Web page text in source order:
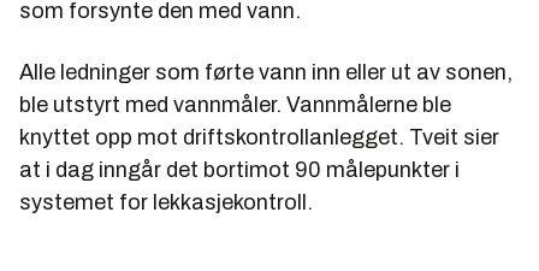
som forsynte den med vann.
Alle ledninger som førte vann inn eller ut av sonen,
ble utstyrt med vannmåler. Vannmålerne ble
knyttet opp mot driftskontrollanlegget. Tveit sier
at i dag inngår det bortimot 90 målepunkter i
systemet for lekkasjekontroll.